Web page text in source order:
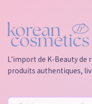
L'import de K-Beauty de
produits authentiques,